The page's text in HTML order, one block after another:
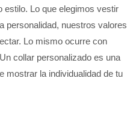
estilo. Lo que elegimos vestir
personalidad, nuestros valores
Lo mismo ocurre con
collar personalizado es una
mostrar la individualidad de tu